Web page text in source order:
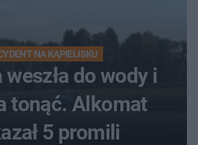
NA KĄPIELISKU
do wody i
tonąć. Alkomat
5 promili